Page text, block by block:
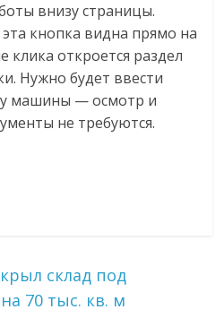
внизу страницы.
кнопка видна прямо на
клика откроется раздел
Нужно будет ввести
машины — осмотр и
не требуются.
склад под
70 тыс. кв. м